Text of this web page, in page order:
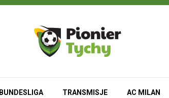
BUNDESLIGA TRANSMISJE AC MILAN